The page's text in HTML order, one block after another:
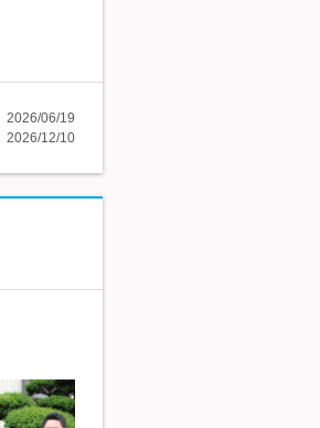
2026/06/19
2026/12/10